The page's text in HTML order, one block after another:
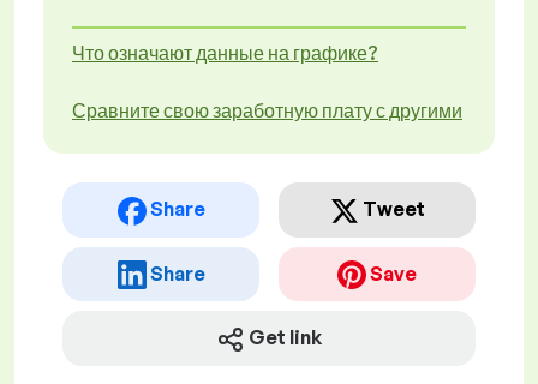
Что означают данные на графике?
Сравните свою заработную плату с другими
Share Tweet
Share Save
Get link